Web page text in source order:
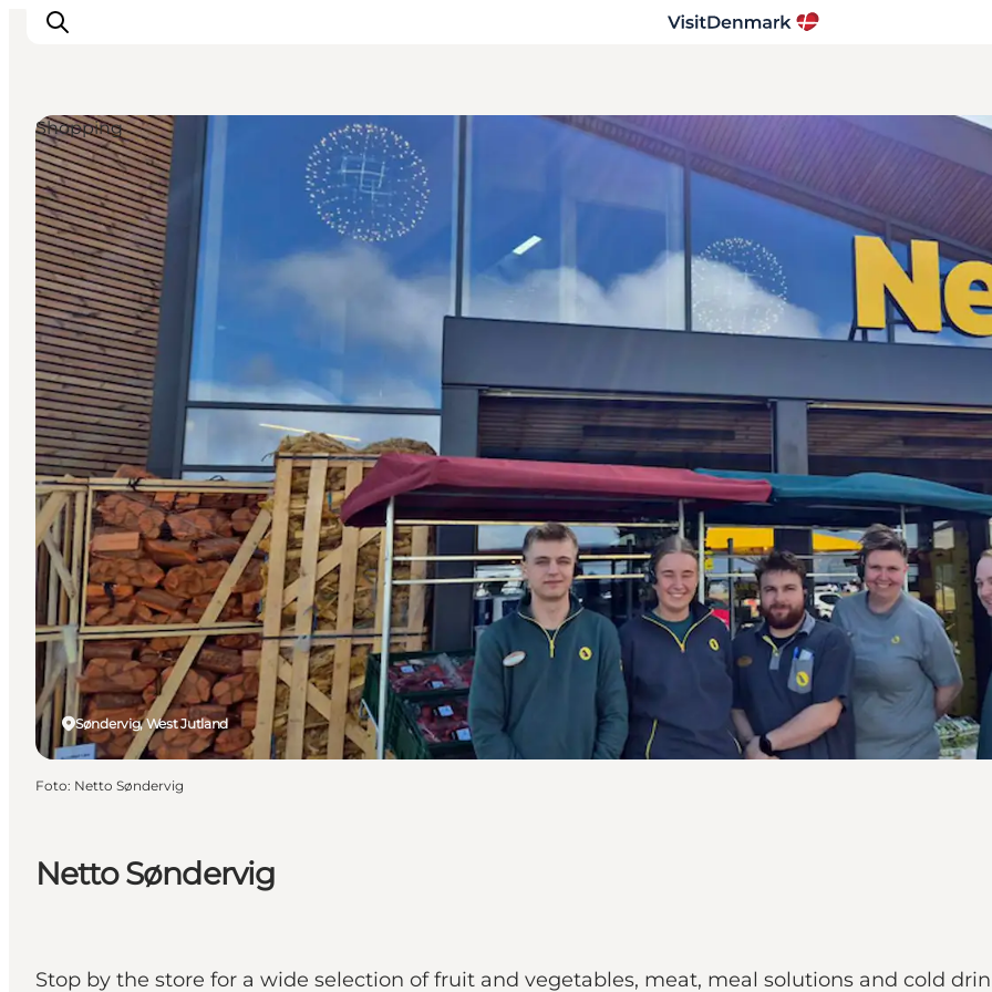
Inspiration
Resmål
Aktiviteter
Övernatta
Planera resan
Netto Søndervig
Stop by the store for a wide selection of fruit and vegetables, meat, meal solutions and cold
Søndervig, West Jutland
Shopping
Foto: Netto Søndervig